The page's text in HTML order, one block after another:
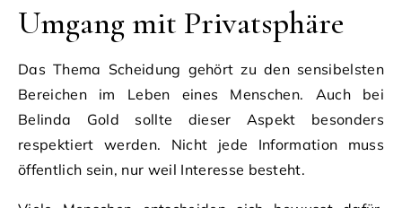
Umgang mit Privatsphäre
Das Thema Scheidung gehört zu den sensibelsten
Bereichen im Leben eines Menschen. Auch bei
Belinda Gold sollte dieser Aspekt besonders
respektiert werden. Nicht jede Information muss
öffentlich sein, nur weil Interesse besteht.